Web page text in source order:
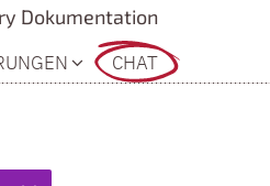
Dokumentation
CHAT